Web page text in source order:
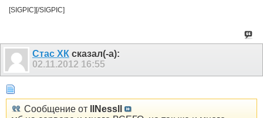
[SIGPIC][/SIGPIC]
Стас ХК сказал(-а):
02.11.2012 16:55
Сообщение от
llNessll